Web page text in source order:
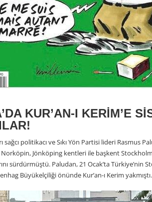
KUR’AN-I KERİM’E
sağcı politikacı ve Sıkı Yön Partisi lideri Rasmus
Norköpin, Jönköping kentleri ile başkent
sürdürmüştü. Paludan, 21 Ocak’ta Türkiye’nin
Büyükelçiliği önünde Kur’an-ı Kerim yakmıştı.